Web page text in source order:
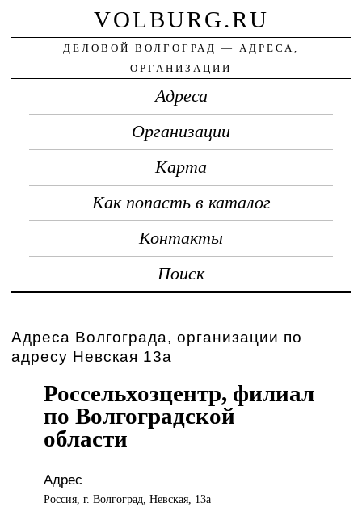
VOLBURG.RU
ДЕЛОВОЙ ВОЛГОГРАД — АДРЕСА,
ОРГАНИЗАЦИИ
Адреса
Организации
Карта
Как попасть в каталог
Контакты
Поиск
Адреса Волгограда, организации по
адресу Невская 13а
Россельхозцентр, филиал
по Волгоградской
области
Адрес
Россия, г. Волгоград, Невская, 13а